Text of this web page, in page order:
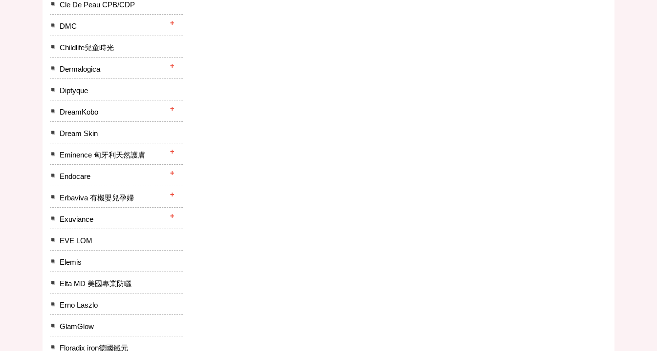
Cle De Peau CPB/CDP
DMC
Childlife兒童時光
Dermalogica
Diptyque
DreamKobo
Dream Skin
Eminence 匈牙利天然護膚
Endocare
Erbaviva 有機嬰兒孕婦
Exuviance
EVE LOM
Elemis
Elta MD 美國專業防曬
Erno Laszlo
GlamGlow
Floradix iron德國鐵元